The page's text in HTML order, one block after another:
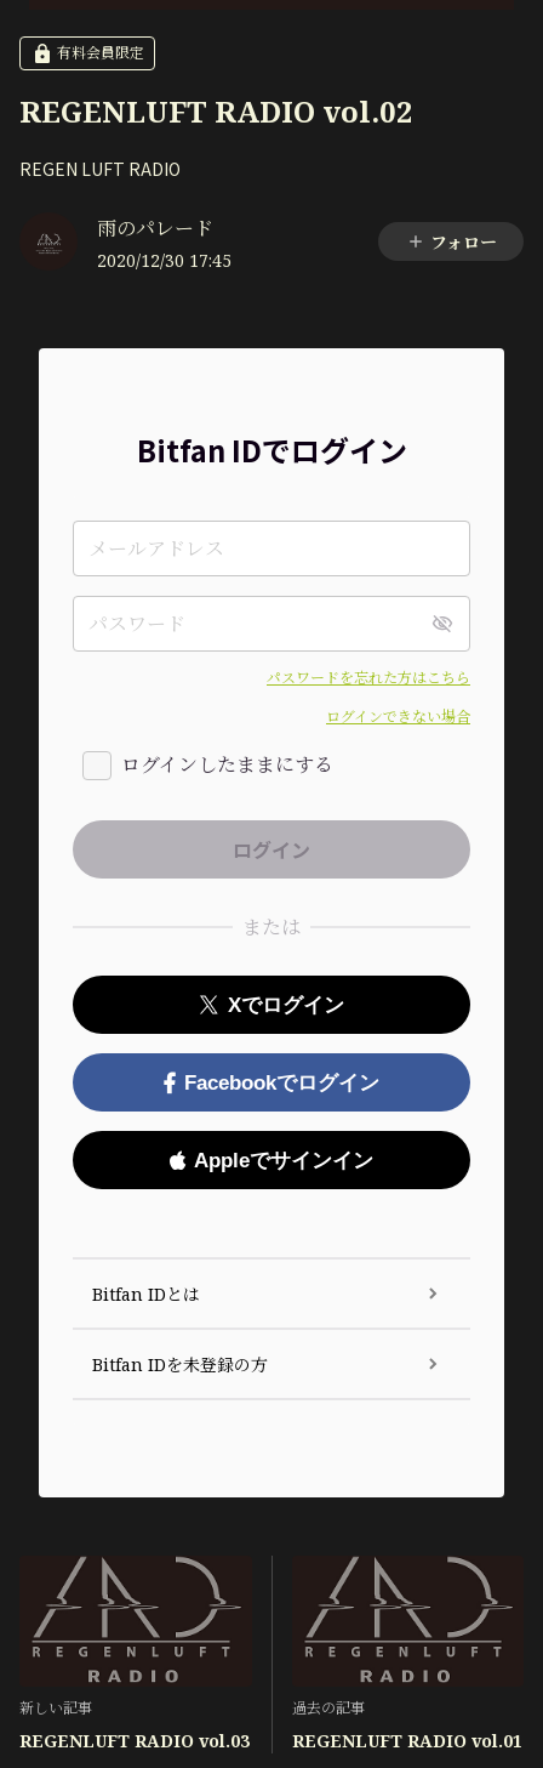
有料会員限定
REGENLUFT RADIO vol.02
REGEN LUFT RADIO
雨のパレード
2020/12/30 17:45
フォロー
Bitfan IDでログイン
パスワードを忘れた方はこちら
ログインできない場合
ログインしたままにする
または
Xでログイン
Facebookでログイン
Appleでサインイン
Bitfan IDとは
Bitfan IDを未登録の方
新しい記事
REGENLUFT RADIO vol.03
過去の記事
REGENLUFT RADIO vol.01